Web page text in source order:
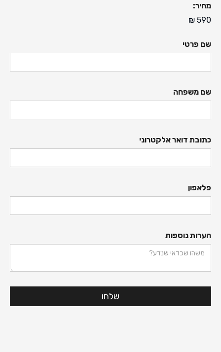
מחיר:
590
₪
שם פרטי
שם משפחה
כתובת דואר אלקטרוני
פלאפון
הערות נוספות